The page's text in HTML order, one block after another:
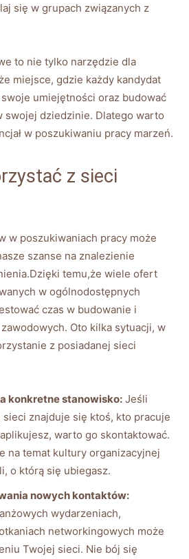
się w grupach związanych z
to nie tylko narzędzie dla
miejsce, gdzie każdy kandydat
umiejętności oraz budować
swojej dziedzinie. Dlatego warto
w poszukiwaniu pracy marzeń.
z sieci
w poszukiwaniach pracy może
szanse na znalezienie
temu,że wiele ofert
w ogólnodostępnych
czas w budowanie i
Oto kilka sytuacji, w
z posiadanej sieci
konkretne stanowisko: Jeśli
znajduje się ktoś, kto pracuje
warto go skontaktować.
na temat kultury organizacyjnej
o którą się ubiegasz.
nowych kontaktów:
wydarzeniach,
networkingowych może
Twojej sieci. Nie bój się